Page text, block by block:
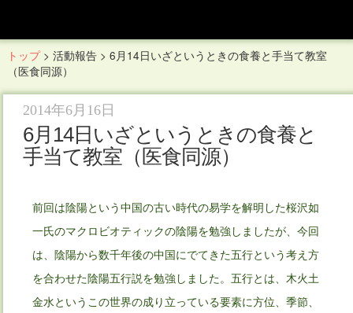
トップ> 活動報告> 6月14日いざというときの食養と手当て教室
（医食同源）
2014年6月16日
6月14日いざというときの食養と
手当て教室（医食同源）
前回は陰陽という中国の古い時代の易学を解明した桜沢如
一氏のマクロビオティックの陰陽を勉強しましたが、今回
は、陰陽から数千年後の中国にでてきた五行という考え方
を合わせた陰陽五行説を勉強しました。五行とは、木火土
金水というこの世界の成り立っている要素に方位、季節、